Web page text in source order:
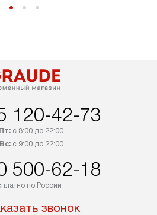
120-42-73
с 8:00 до 22:00
с 9:00 до 22:00
500-62-18
по России
звонок